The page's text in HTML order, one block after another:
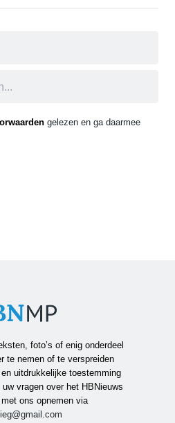
gelezen en ga daarmee
foto’s of enig onderdeel
te nemen of te verspreiden
uitdrukkelijke toestemming
vragen over het HBNieuws
ons opnemen via